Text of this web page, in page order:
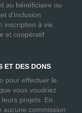
au bénéficiaire ou
d'inclusion
inscription à vie
et coopératif
ET DES DONS
pour effectuer le
vous voudriez
projets. En
aucune commission